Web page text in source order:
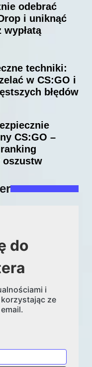
odebrać
i uniknąć
techniki:
w CS:GO i
błędów
CS:GO –
oszustw
do
i
ze